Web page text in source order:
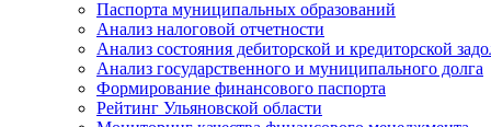
Паспорта муниципальных образований
Анализ налоговой отчетности
Анализ состояния дебиторской и кредиторской
Анализ государственного и муниципального долга
Формирование финансового паспорта
Рейтинг Ульяновской области